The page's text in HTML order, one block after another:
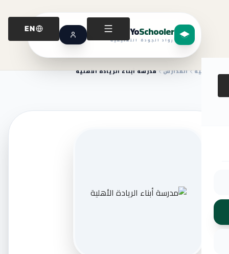
YoSchooler
رواد الجودة التعليمية
EN
الرئيسية المدارس مدرسة أبناء الريادة الأهلية